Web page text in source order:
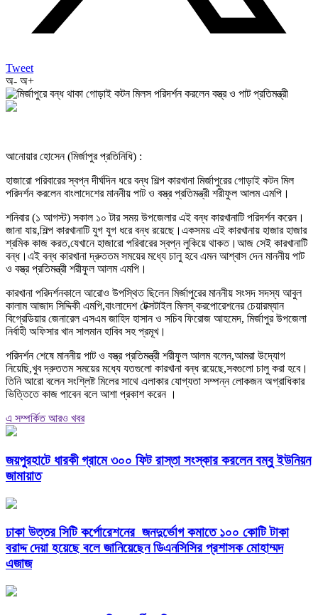
Tweet
অ- অ+
আনোয়ার হোসেন (মির্জাপুর প্রতিনিধি) :
হাজারো পরিবারের স্বপ্ন দীর্ঘদিন ধরে বন্ধ শিল্প কারখানা মির্জাপুরের গোড়াই কটন মিল
পরিদর্শন করলেন বাংলাদেশের মাননীয় পাট ও বস্ত্র প্রতিমন্ত্রী শরীফুল আলম এমপি।
শনিবার (১ আগস্ট) সকাল ১০ টার সময় উপজেলার এই বন্ধ কারখানাটি পরিদর্শন করেন।
জানা যায়,শিল্প কারখানাটি যুগ যুগ ধরে বন্ধ রয়েছে।একসময় এই কারখানায় হাজার হাজার
শ্রমিক কাজ করত,যেখানে হাজারো পরিবারের স্বপ্ন লুকিয়ে থাকত।আজ সেই কারখানাটি
বন্ধ।এই বন্ধ কারখানা দ্রুততম সময়ের মধ্যে চালু হবে এমন আশ্বাস দেন মাননীয় পাট
ও বস্ত্র প্রতিমন্ত্রী শরীফুল আলম এমপি।
কারখানা পরিদর্শনকালে আরোও উপস্থিত ছিলেন মির্জাপুরের মাননীয় সংসদ সদস্য আবুল
কালাম আজাদ সিদ্দিকী এমপি,বাংলাদেশ টেক্সটাইল মিলস্ করপোরেশনের চেয়ারম্যান
বিগ্রেডিয়ার জেনারেল এসএম জাহিদ হাসান ও সচিব ফিরোজ আহমেদ, মির্জাপুর উপজেলা
নির্বাহী অফিসার খান সালমান হাবিব সহ প্রমূখ।
পরিদর্শন শেষে মাননীয় পাট ও বস্ত্র প্রতিমন্ত্রী শরীফুল আলম বলেন,আমরা উদ্যোগ
নিয়েছি,খুব দ্রুততম সময়ের মধ্যে যতগুলো কারখানা বন্ধ রয়েছে,সবগুলো চালু করা হবে।
তিনি আরো বলেন সংশ্লিষ্ট মিলের সাথে এলাকার যোগ্যতা সম্পন্ন লোকজন অগ্রাধিকার
ভিত্তিতে কাজ পাবেন বলে আশা প্রকাশ করেন ।
এ সম্পর্কিত আরও খবর
জয়পুরহাটে ধারকী গ্রামে ৩০০ ফিট রাস্তা সংস্কার করলেন বম্বু ইউনিয়ন
জামায়াত
ঢাকা উত্তর সিটি কর্পোরেশনের জনদুর্ভোগ কমাতে ১০০ কোটি টাকা
বরাদ্দ দেয়া হয়েছে বলে জানিয়েছেন ডিএনসিসির প্রশাসক মোহাম্মদ
এজাজ